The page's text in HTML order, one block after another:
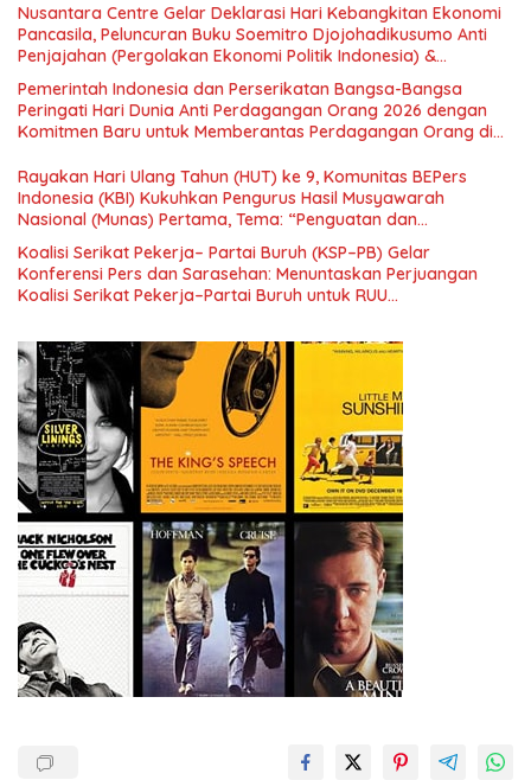
Nusantara Centre Gelar Deklarasi Hari Kebangkitan Ekonomi
Pancasila, Peluncuran Buku Soemitro Djojohadikusumo Anti
Penjajahan (Pergolakan Ekonomi Politik Indonesia) &
Simposium Nasional “Urgensi Undang-Undang Perekonomian
Nasional dan Kesejahteraan Sosial dalam Menata Bangsa
Menuju Indonesia Emas 2045”,
Pemerintah Indonesia dan Perserikatan Bangsa-Bangsa
Peringati Hari Dunia Anti Perdagangan Orang 2026 dengan
Komitmen Baru untuk Memberantas Perdagangan Orang di
Rayakan Hari Ulang Tahun (HUT) ke 9, Komunitas BEPers
Indonesia (KBI) Kukuhkan Pengurus Hasil Musyawarah
Nasional (Munas) Pertama, Tema: “Penguatan dan
Pengembangan Organisasi KBI yang Berbasis Riset di seluruh
Indonesia dan Mancanegara”.
Koalisi Serikat Pekerja– Partai Buruh (KSP–PB) Gelar
Konferensi Pers dan Sarasehan: Menuntaskan Perjuangan
Koalisi Serikat Pekerja–Partai Buruh untuk RUU